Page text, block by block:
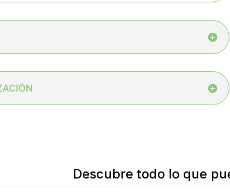
Descubre todo lo que